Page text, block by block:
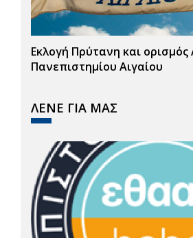
Εκλογή Πρύτανη και
Πανεπιστημίου Αιγαίου
ΛΕΝΕ ΓΙΑ ΜΑΣ